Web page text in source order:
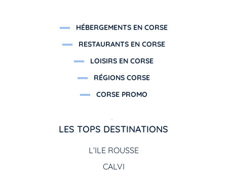
HÉBERGEMENTS EN CORSE
RESTAURANTS EN CORSE
LOISIRS EN CORSE
RÉGIONS CORSE
CORSE PROMO
LES TOPS DESTINATIONS
L’ILE ROUSSE
CALVI